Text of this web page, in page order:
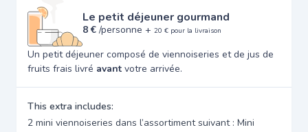
Le petit déjeuner gourmand
8 € /personne + 20 € pour la livraison
Un petit déjeuner composé de viennoiseries et de jus de
fruits frais livré avant votre arrivée.
This extra includes:
2 mini viennoiseries dans l’assortiment suivant : Mini